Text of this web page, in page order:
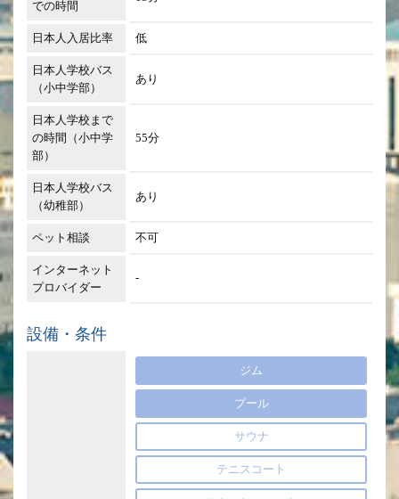
での時間
日本人入居比率 低
日本人学校バス
（小中学部）
あり
日本人学校まで
の時間（小中学
部）
55分
日本人学校バス
（幼稚部）
あり
ペット相談 不可
インターネット
プロバイダー
-
設備・条件
ジム
プール
サウナ
テニスコート